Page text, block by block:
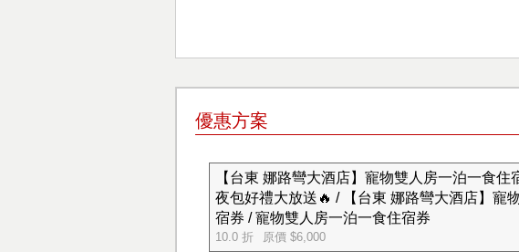
優惠方案
【台東 娜路彎大酒店】寵物雙人房一泊一食住
夜包好禮大放送🔥 / 【台東 娜路彎大酒店】寵
宿券 / 寵物雙人房一泊一食住宿券
10.0 折 原價 $6,000